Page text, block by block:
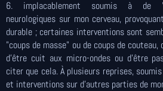
6. implacablement soumis à de
neurologiques sur mon cerveau,
durable ; certaines interventions sont
"coups de masse" ou de coups de
d'être cuit aux micro-ondes ou d'être
citer que cela. À plusieurs reprises,
et interventions sur d'autres parties de